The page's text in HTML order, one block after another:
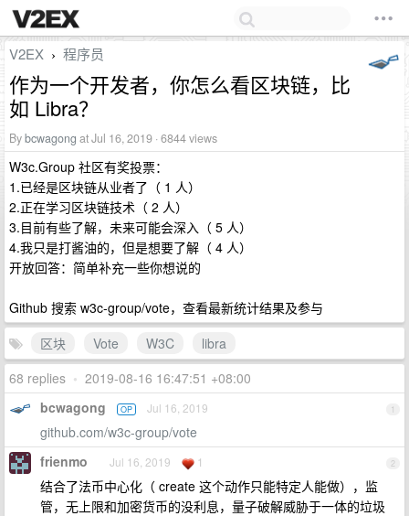
V2EX › 程序员
作为一个开发者，你怎么看区块链，比
如 Libra？
Bybcwagong at Jul 16, 2019 · 6844 views
W3c.Group 社区有奖投票：
1.已经是区块链从业者了（ 1 人）
2.正在学习区块链技术（ 2 人）
3.目前有些了解，未来可能会深入（ 5 人）
4.我只是打酱油的，但是想要了解（ 4 人）
开放回答：简单补充一些你想说的
Github 搜索 w3c-group/vote，查看最新统计结果及参与
区块
Vote W3C
libra
68 replies • 2019-08-16 16:47:51 +08:00
1
bcwagong OP Jul 16, 2019
github.com/w3c-group/vote
2
frienmo Jul 16, 2019 1
结合了法币中心化（ create 这个动作只能特定人能做），监
管，无上限和加密货币的没利息，量子破解威胁于一体的垃圾